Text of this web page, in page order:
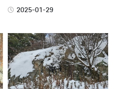
2025-01-29